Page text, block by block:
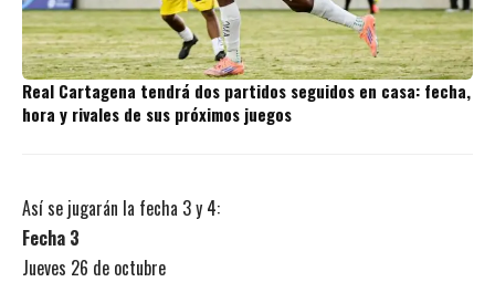
Real Cartagena tendrá dos partidos seguidos en casa: fecha,
hora y rivales de sus próximos juegos
Así se jugarán la fecha 3 y 4:
Fecha 3
Jueves 26 de octubre